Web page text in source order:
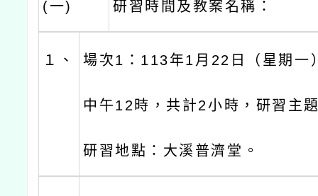
(一) 研習時間及教案名稱：
１、 場次1：113年1月22日（星期一
中午12時，共計2小時，研習主
研習地點：大溪普濟堂。